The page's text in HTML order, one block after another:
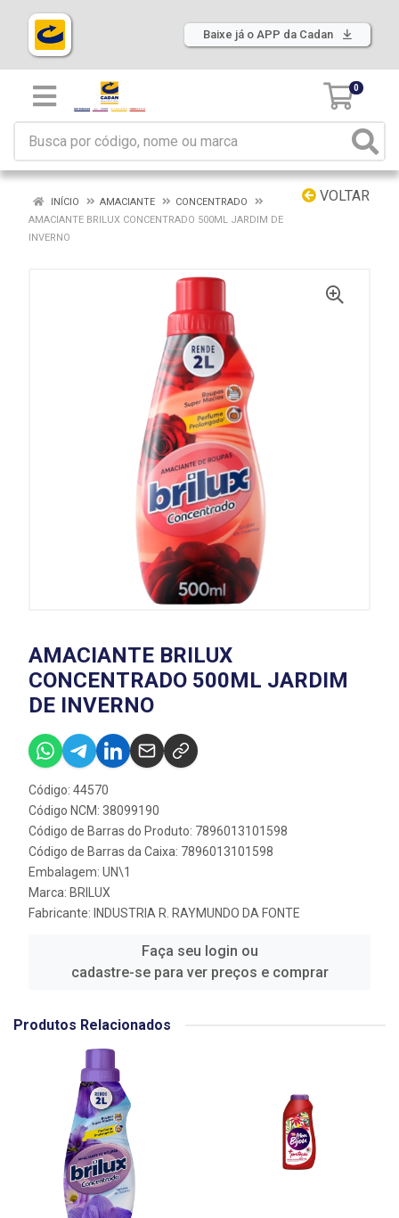
Baixe já o APP da Cadan
0
VOLTAR
INÍCIO AMACIANTE
CONCENTRADO
AMACIANTE BRILUX CONCENTRADO 500ML JARDIM DE
INVERNO
AMACIANTE BRILUX
CONCENTRADO 500ML JARDIM
DE INVERNO
Código: 44570
Código NCM: 38099190
Código de Barras do Produto: 7896013101598
Código de Barras da Caixa: 7896013101598
Embalagem: UN\1
Marca: BRILUX
Fabricante: INDUSTRIA R. RAYMUNDO DA FONTE
Faça seu login ou
cadastre-se para ver preços e comprar
Produtos Relacionados